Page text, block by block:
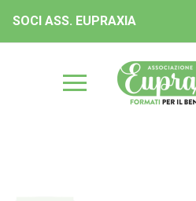
SOCI ASS. EUPRAXIA